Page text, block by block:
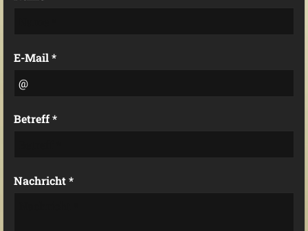
E-Mail *
Betreff *
Nachricht *